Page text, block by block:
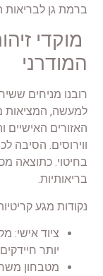
ברמת גן לבריאות
מוקדי
המודרני
רובנו מניחים
למעשה, המציאות
האזורים האישיים
ווירוסים.
בחיטוי. כתוצאה
בריאותיות.
נקודות מגע
ציוד אישי:
יותר
מטבחון